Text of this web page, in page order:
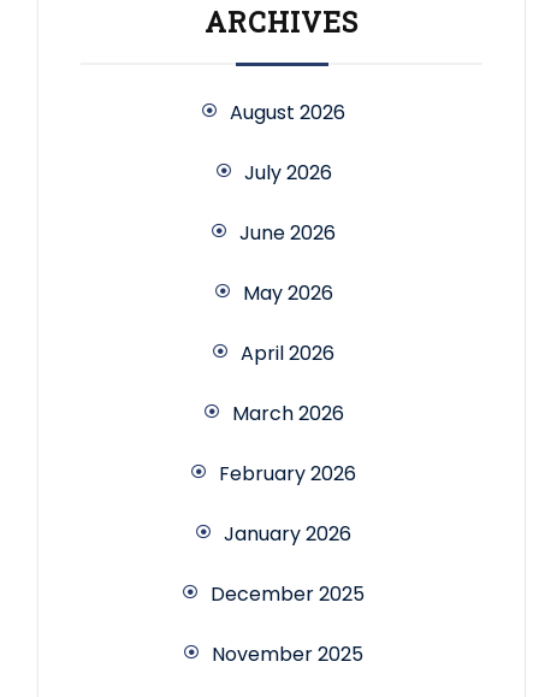
ARCHIVES
August 2026
July 2026
June 2026
May 2026
April 2026
March 2026
February 2026
January 2026
December 2025
November 2025